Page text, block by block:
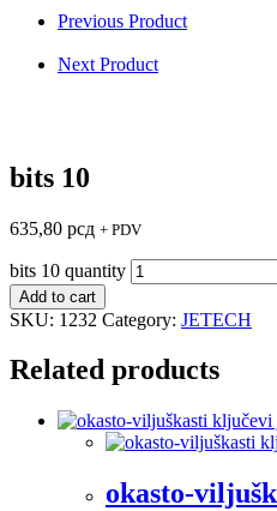
Previous Product
Next Product
bits 10
635,80 рсд + PDV
bits 10 quantity
Add to cart
SKU: 1232 Category: JETECH
Related products
okasto-